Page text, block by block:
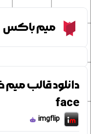
Meme Boxمیم باکس
face
imgflip